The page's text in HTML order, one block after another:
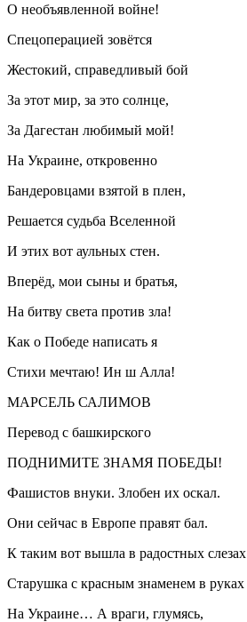
О необъявленной войне!
Спецоперацией зовётся
Жестокий, справедливый бой
За этот мир, за это солнце,
За Дагестан любимый мой!
На Украине, откровенно
Бандеровцами взятой в плен,
Решается судьба Вселенной
И этих вот аульных стен.
Вперёд, мои сыны и братья,
На битву света против зла!
Как о Победе написать я
Стихи мечтаю! Ин ш Алла!
МАРСЕЛЬ САЛИМОВ
Перевод с башкирского
ПОДНИМИТЕ ЗНАМЯ ПОБЕДЫ!
Фашистов внуки. Злобен их оскал.
Они сейчас в Европе правят бал.
К таким вот вышла в радостных слезах
Старушка с красным знаменем в руках
На Украине… А враги, глумясь,